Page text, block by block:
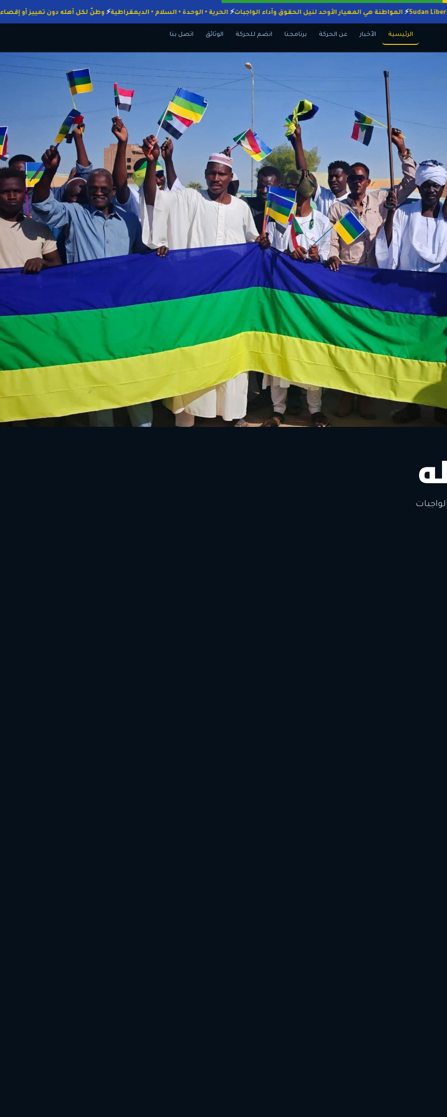
المواطنة هي المعيار الأوحد لنيل الحقوق وأداء الواجبات الحرية • الوحدة • السلام • الديمقراطية وطنٌ لكل أهله دون
الرئيسية الأخبار عن الحركة برنامجنا انضم للحركة الوثائق اتصل بنا